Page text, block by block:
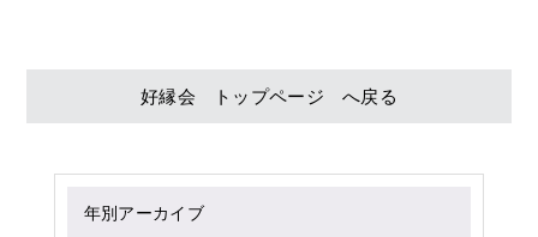
好縁会 トップページ へ戻る
年別アーカイブ